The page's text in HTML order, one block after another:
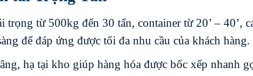
từ 500kg đến 30 tấn, container từ 20’ – 40’,
để đáp ứng được tối đa nhu cầu của khách hàng.
hạ tại kho giúp hàng hóa được bốc xếp nhanh